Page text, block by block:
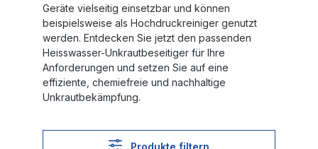
Geräte vielseitig einsetzbar und können
beispielsweise als Hochdruckreiniger genutzt
werden. Entdecken Sie jetzt den passenden
Heisswasser-Unkrautbeseitiger für Ihre
Anforderungen und setzen Sie auf eine
effiziente, chemiefreie und nachhaltige
Unkrautbekämpfung.
Produkte filtern